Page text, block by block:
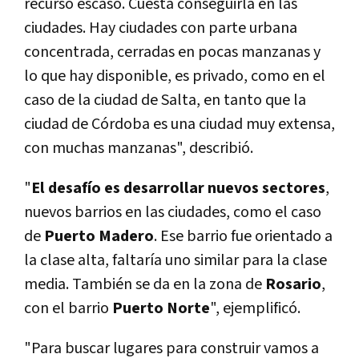
recurso escaso. Cuesta conseguirla en las
ciudades. Hay ciudades con parte urbana
concentrada, cerradas en pocas manzanas y
lo que hay disponible, es privado, como en el
caso de la ciudad de Salta, en tanto que la
ciudad de Córdoba es una ciudad muy extensa,
con muchas manzanas", describió.
"El desafío es desarrollar nuevos sectores,
nuevos barrios en las ciudades, como el caso
de Puerto Madero. Ese barrio fue orientado a
la clase alta, faltaría uno similar para la clase
media. También se da en la zona de Rosario,
con el barrio Puerto Norte", ejemplificó.
"Para buscar lugares para construir vamos a